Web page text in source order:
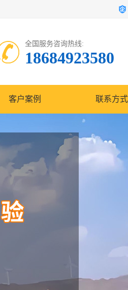
全国服务咨询热线:
18684923580
客户案例 联系方式